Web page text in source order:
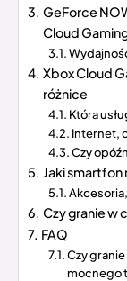
GeForce
Cloud
Xbox Cloud
różnice
Która
Internet,
Czy
Jaki smartfon
Czy granie w
FAQ
Czy
mocnego